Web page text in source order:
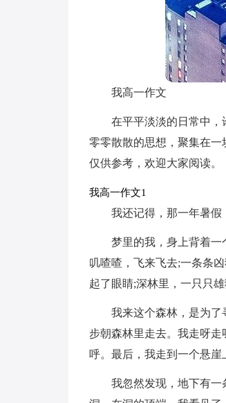
我高一作文
在平平淡淡的日常中
零零散散的思想，聚集在一
仅供参考，欢迎大家阅读。
我高一作文1
我还记得，那一年暑
梦里的我，身上背着
叽喳喳，飞来飞去;一条条
起了眼睛;深林里，一只只
我来这个森林，是为
步朝森林里走去。我走呀
呼。最后，我走到一个悬崖
我忽然发现，地下有一